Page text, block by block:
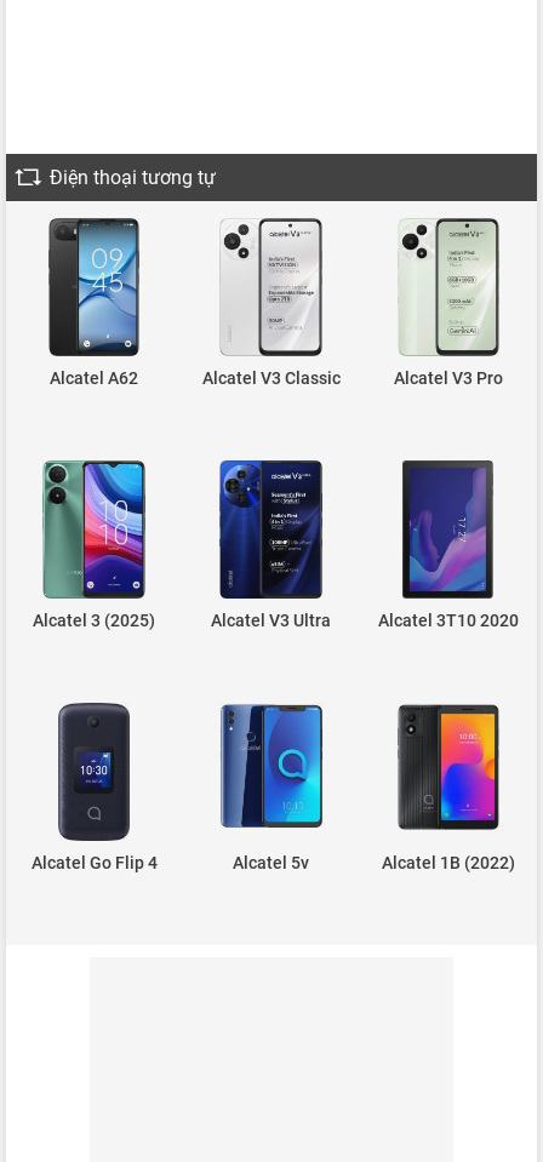
Điện thoại tương tự
Alcatel A62 Alcatel V3 Classic Alcatel V3 Pro
Alcatel 3 (2025) Alcatel V3 Ultra Alcatel 3T10 2020
Alcatel Go Flip 4 Alcatel 5v Alcatel 1B (2022)